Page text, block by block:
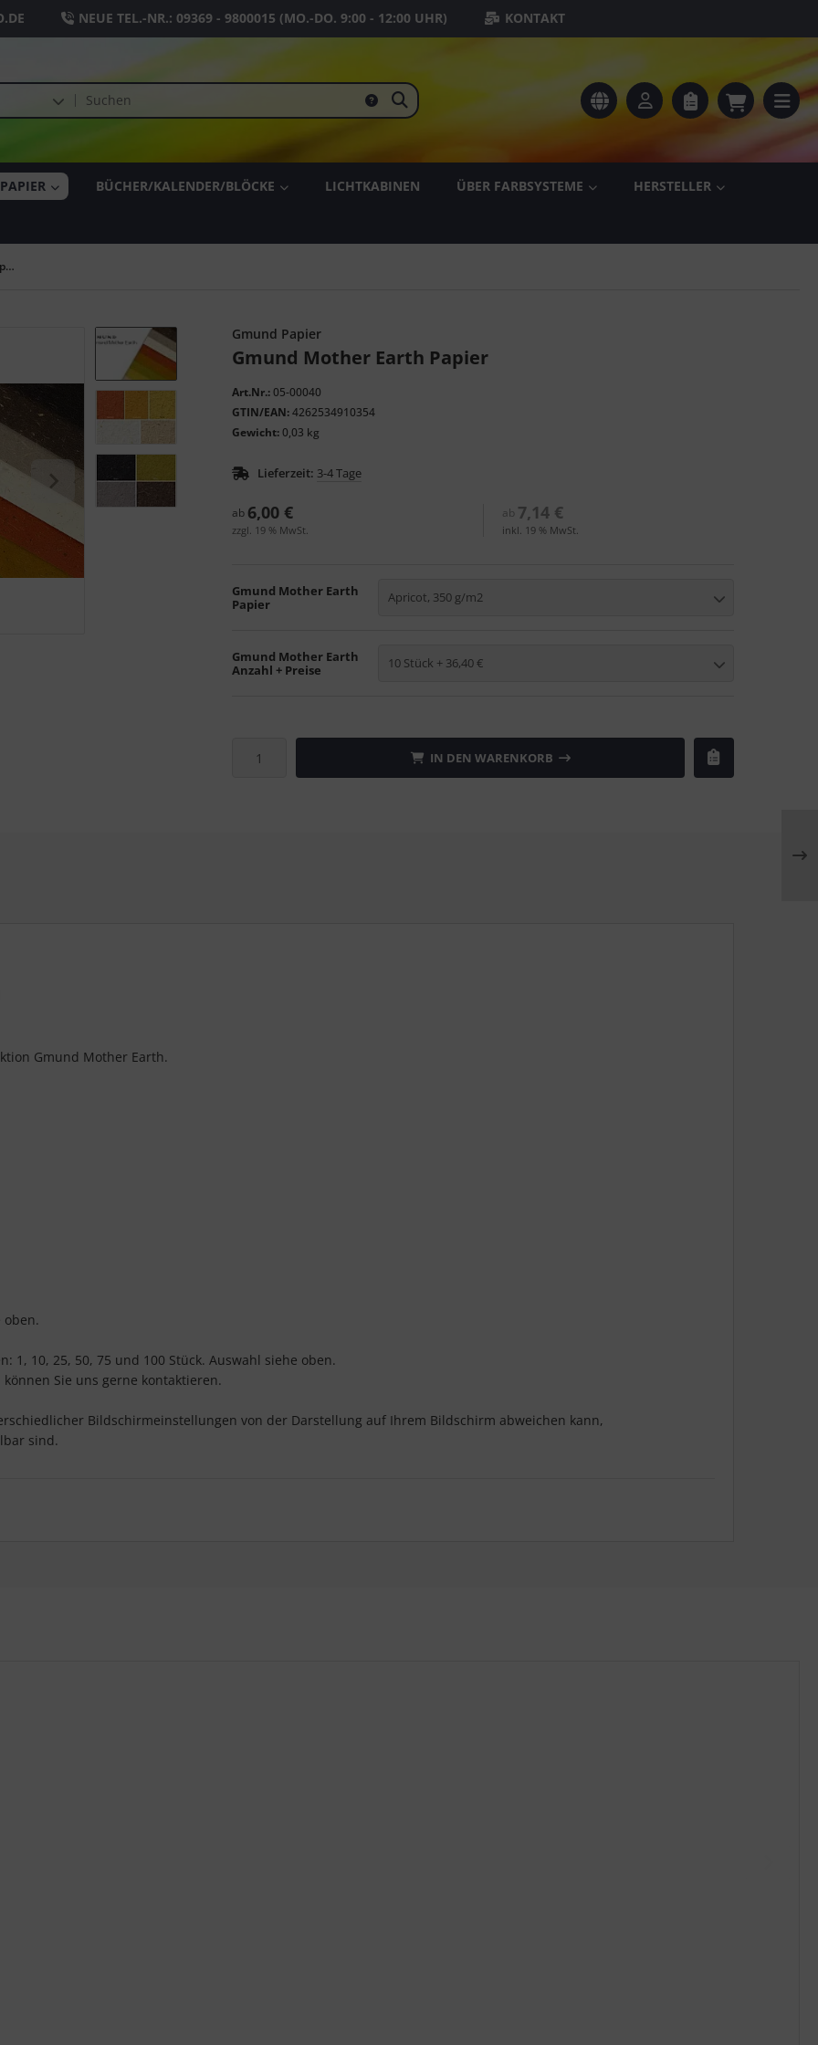
NEUE TEL.-NR.: 09369 - 9800015 (MO.-DO. 9:00 - 12:00 UHR) KONTAKT
BÜCHER/KALENDER/BLÖCKE LICHTKABINEN
ÜBER FARBSYSTEME
HERSTELLER
Gmund Mother Earth Papier
Gmund Papier
Gmund Mother Earth Papier
Art.Nr.:05-00040
GTIN/EAN:4262534910354
Gewicht:0,03 kg
Lieferzeit: 3-4 Tage
ab 6,00 €
zzgl. 19 % MwSt.
ab 7,14 €
inkl. 19 % MwSt.
Gmund Mother Earth
Papier
Apricot, 350 g/m2
Gmund Mother Earth
Anzahl + Preise
10 Stück + 36,40 €
IN DEN WARENKORB
Gmund Mother Earth.
oben.
1, 10, 25, 50, 75 und 100 Stück. Auswahl siehe oben.
Sie uns gerne kontaktieren.
Bildschirmeinstellungen von der Darstellung auf Ihrem Bildschirm abweichen kann,
sind.